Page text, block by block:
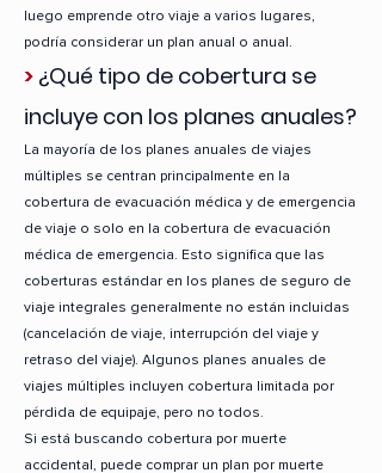
luego emprende otro viaje a varios lugares,
podría considerar un plan anual o anual.
> ¿Qué tipo de cobertura se
incluye con los planes anuales?
La mayoría de los planes anuales de viajes
múltiples se centran principalmente en la
cobertura de evacuación médica y de emergencia
de viaje o solo en la cobertura de evacuación
médica de emergencia. Esto significa que las
coberturas estándar en los planes de seguro de
viaje integrales generalmente no están incluidas
(cancelación de viaje, interrupción del viaje y
retraso del viaje). Algunos planes anuales de
viajes múltiples incluyen cobertura limitada por
pérdida de equipaje, pero no todos.
Si está buscando cobertura por muerte
accidental, puede comprar un plan por muerte